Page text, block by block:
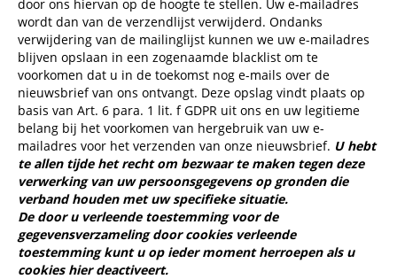
door ons hiervan op de hoogte te stellen. Uw e-mailadres
wordt dan van de verzendlijst verwijderd. Ondanks
verwijdering van de mailinglijst kunnen we uw e-mailadres
blijven opslaan in een zogenaamde blacklist om te
voorkomen dat u in de toekomst nog e-mails over de
nieuwsbrief van ons ontvangt. Deze opslag vindt plaats op
basis van Art. 6 para. 1 lit. f GDPR uit ons en uw legitieme
belang bij het voorkomen van hergebruik van uw e-
mailadres voor het verzenden van onze nieuwsbrief. U hebt
te allen tijde het recht om bezwaar te maken tegen deze
verwerking van uw persoonsgegevens op gronden die
verband houden met uw specifieke situatie.
De door u verleende toestemming voor de
gegevensverzameling door cookies verleende
toestemming kunt u op ieder moment herroepen als u
cookies hierdeactiveert.